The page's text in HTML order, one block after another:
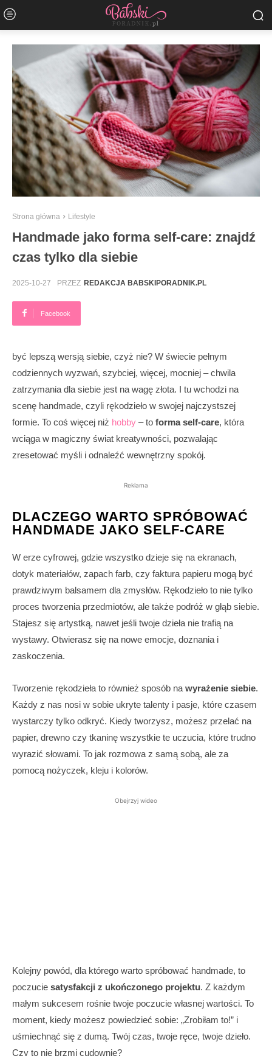
Strona główna Lifestyle
Handmade jako forma self-care: znajdź
czas tylko dla siebie
2025-10-27 PRZEZ REDAKCJA BABSKIPORADNIK.PL
Facebook
być lepszą wersją siebie, czyż nie? W świecie pełnym
codziennych wyzwań, szybciej, więcej, mocniej – chwila
zatrzymania dla siebie jest na wagę złota. I tu wchodzi na
scenę handmade, czyli rękodzieło w swojej najczystszej
formie. To coś więcej niż hobby – to forma self-care, która
wciąga w magiczny świat kreatywności, pozwalając
zresetować myśli i odnaleźć wewnętrzny spokój.
Reklama
DLACZEGO WARTO SPRÓBOWAĆ
HANDMADE JAKO SELF-CARE
W erze cyfrowej, gdzie wszystko dzieje się na ekranach,
dotyk materiałów, zapach farb, czy faktura papieru mogą być
prawdziwym balsamem dla zmysłów. Rękodzieło to nie tylko
proces tworzenia przedmiotów, ale także podróż w głąb siebie.
Stajesz się artystką, nawet jeśli twoje dzieła nie trafią na
wystawy. Otwierasz się na nowe emocje, doznania i
zaskoczenia.
Tworzenie rękodzieła to również sposób na wyrażenie siebie.
Każdy z nas nosi w sobie ukryte talenty i pasje, które czasem
wystarczy tylko odkryć. Kiedy tworzysz, możesz przelać na
papier, drewno czy tkaninę wszystkie te uczucia, które trudno
wyrazić słowami. To jak rozmowa z samą sobą, ale za
pomocą nożyczek, kleju i kolorów.
Obejrzyj wideo
Kolejny powód, dla którego warto spróbować handmade, to
poczucie satysfakcji z ukończonego projektu. Z każdym
małym sukcesem rośnie twoje poczucie własnej wartości. To
moment, kiedy możesz powiedzieć sobie: „Zrobiłam to!” i
uśmiechnąć się z dumą. Twój czas, twoje ręce, twoje dzieło.
Czy to nie brzmi cudownie?